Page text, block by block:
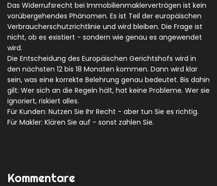
Das Widerrufsrecht bei Immobilienmaklerverträgen ist kein
vorübergehendes Phänomen. Es ist Teil der europäischen
Verbraucherschutzrichtlinie und wird bleiben. Die Frage ist
nicht, ob es existiert - sondern wie genau es angewendet
wird.
Die Entscheidung des Europäischen Gerichtshofs wird in
den nächsten 12 bis 18 Monaten kommen. Dann wird klar
sein, was eine korrekte Belehrung genau bedeutet. Bis dahin
gilt: Wer sich an die Regeln hält, hat keine Probleme. Wer sie
ignoriert, riskiert alles.
Für Kunden: Nutzen Sie Ihr Recht - aber tun Sie es richtig.
Für Makler: Klären Sie auf - sonst zahlen Sie.
Kommentare